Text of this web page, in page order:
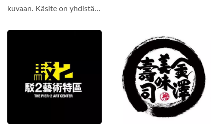
kuvaan. Käsite on yhdistää
taksimuseo...